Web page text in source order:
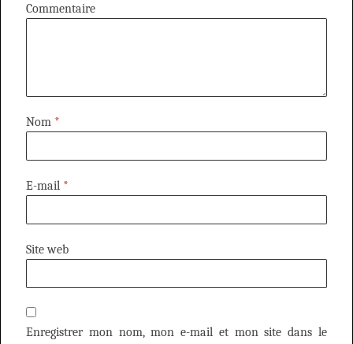
Commentaire
Nom *
E-mail *
Site web
Enregistrer mon nom, mon e-mail et mon site dans le